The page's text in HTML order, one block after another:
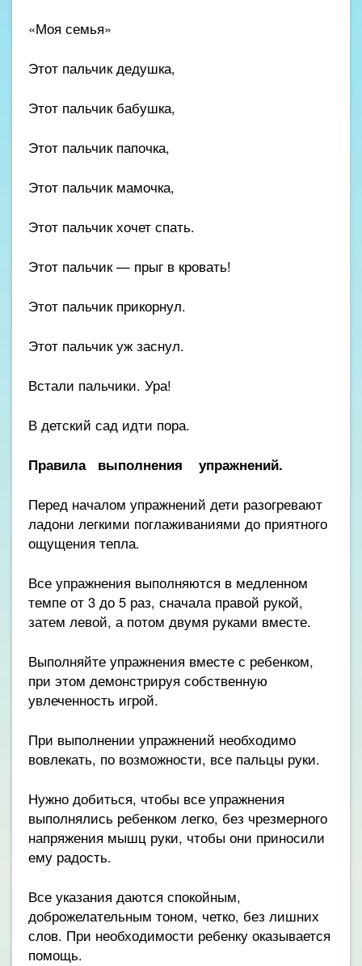
«Моя семья»
Этот пальчик дедушка,
Этот пальчик бабушка,
Этот пальчик папочка,
Этот пальчик мамочка,
Этот пальчик хочет спать.
Этот пальчик — прыг в кровать!
Этот пальчик прикорнул.
Этот пальчик уж заснул.
Встали пальчики. Ура!
В детский сад идти пора.
Правила выполнения упражнений.
Перед началом упражнений дети разогревают
ладони легкими поглаживаниями до приятного
ощущения тепла.
Все упражнения выполняются в медленном
темпе от 3 до 5 раз, сначала правой рукой,
затем левой, а потом двумя руками вместе.
Выполняйте упражнения вместе с ребенком,
при этом демонстрируя собственную
увлеченность игрой.
При выполнении упражнений необходимо
вовлекать, по возможности, все пальцы руки.
Нужно добиться, чтобы все упражнения
выполнялись ребенком легко, без чрезмерного
напряжения мышц руки, чтобы они приносили
ему радость.
Все указания даются спокойным,
доброжелательным тоном, четко, без лишних
слов. При необходимости ребенку оказывается
помощь.